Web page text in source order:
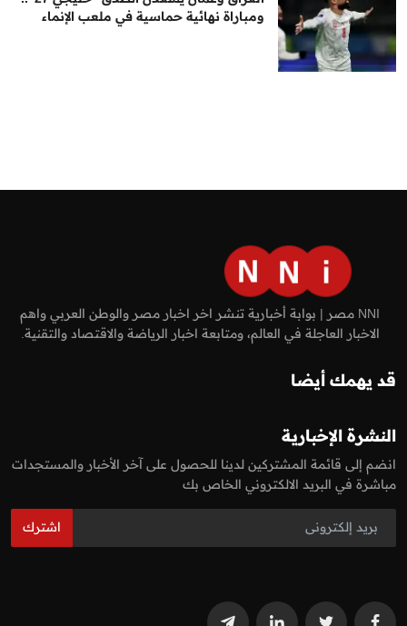
ومباراة نهائية حماسية في ملعب الإنماء
NNI مصر | بوابة أخبارية تنشر اخر اخبار مصر والوطن العربي واهم
الاخبار العاجلة في العالم، ومتابعة اخبار الرياضة والاقتصاد والتقنية.
قد يهمك أيضا
النشرة الإخبارية
انضم إلى قائمة المشتركين لدينا للحصول على آخر الأخبار والمستجدات
مباشرة في البريد الالكتروني الخاص بك
اشترك